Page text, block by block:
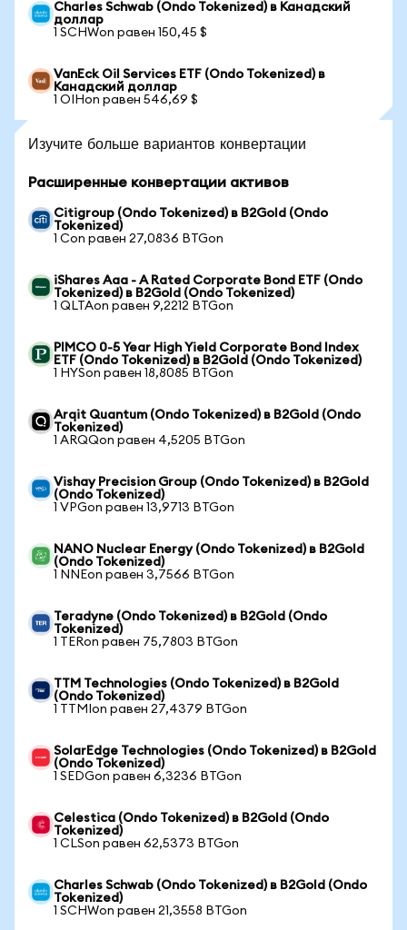
Charles Schwab (Ondo Tokenized) в Канадский
доллар
1 SCHWon равен 150,45 $
VanEck Oil Services ETF (Ondo Tokenized) в
Канадский доллар
1 OIHon равен 546,69 $
Изучите больше вариантов конвертации
Расширенные конвертации активов
Citigroup (Ondo Tokenized) в B2Gold (Ondo
Tokenized)
1 Con равен 27,0836 BTGon
iShares Aaa - A Rated Corporate Bond ETF (Ondo
Tokenized) в B2Gold (Ondo Tokenized)
1 QLTAon равен 9,2212 BTGon
PIMCO 0-5 Year High Yield Corporate Bond Index
ETF (Ondo Tokenized) в B2Gold (Ondo Tokenized)
1 HYSon равен 18,8085 BTGon
Arqit Quantum (Ondo Tokenized) в B2Gold (Ondo
Tokenized)
1 ARQQon равен 4,5205 BTGon
Vishay Precision Group (Ondo Tokenized) в B2Gold
(Ondo Tokenized)
1 VPGon равен 13,9713 BTGon
NANO Nuclear Energy (Ondo Tokenized) в B2Gold
(Ondo Tokenized)
1 NNEon равен 3,7566 BTGon
Teradyne (Ondo Tokenized) в B2Gold (Ondo
Tokenized)
1 TERon равен 75,7803 BTGon
TTM Technologies (Ondo Tokenized) в B2Gold
(Ondo Tokenized)
1 TTMIon равен 27,4379 BTGon
SolarEdge Technologies (Ondo Tokenized) в B2Gold
(Ondo Tokenized)
1 SEDGon равен 6,3236 BTGon
Celestica (Ondo Tokenized) в B2Gold (Ondo
Tokenized)
1 CLSon равен 62,5373 BTGon
Charles Schwab (Ondo Tokenized) в B2Gold (Ondo
Tokenized)
1 SCHWon равен 21,3558 BTGon